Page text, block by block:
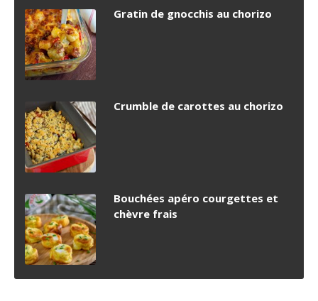
Gratin de gnocchis au chorizo
Crumble de carottes au chorizo
Bouchées apéro courgettes et
chèvre frais